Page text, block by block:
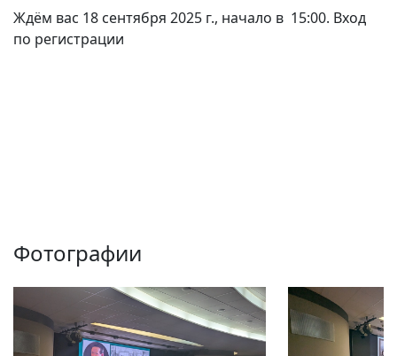
Ждём вас 18 сентября 2025 г., начало в 15:00. Вход
по регистрации
Фотографии